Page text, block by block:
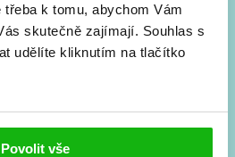
třeba k tomu, abychom Vám
skutečně zajímají. Souhlas s
udělíte kliknutím na tlačítko
Povolit vše
zpracování osobních údajů